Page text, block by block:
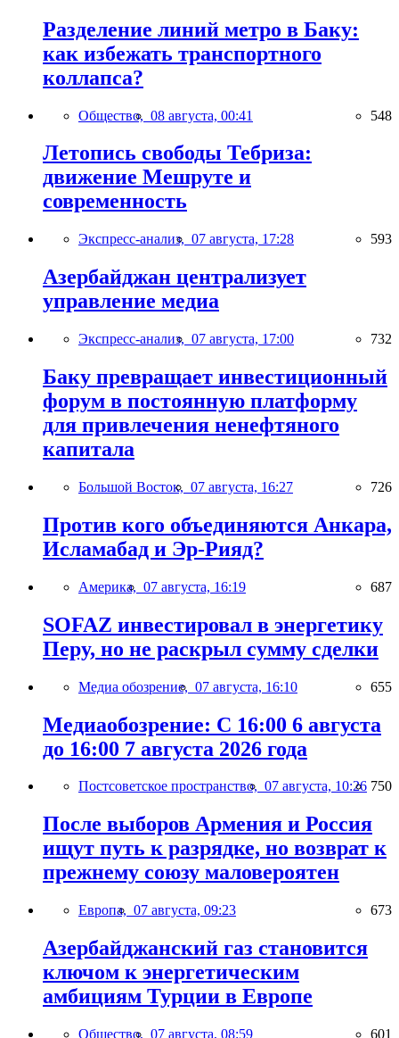
Разделение линий метро в Баку:
как избежать транспортного
коллапса?
Общество, 08 августа, 00:41 548
Летопись свободы Тебриза:
движение Мешруте и
современность
Экспресс-анализ, 07 августа, 17:28 593
Азербайджан централизует
управление медиа
Экспресс-анализ, 07 августа, 17:00 732
Баку превращает инвестиционный
форум в постоянную платформу
для привлечения ненефтяного
капитала
Большой Восток, 07 августа, 16:27 726
Против кого объединяются Анкара,
Исламабад и Эр-Рияд?
Америка, 07 августа, 16:19 687
SOFAZ инвестировал в энергетику
Перу, но не раскрыл сумму сделки
Медиа обозрение, 07 августа, 16:10 655
Медиаобозрение: С 16:00 6 августа
до 16:00 7 августа 2026 года
Постсоветское пространство, 07 августа, 10:26 750
После выборов Армения и Россия
ищут путь к разрядке, но возврат к
прежнему союзу маловероятен
Европа, 07 августа, 09:23 673
Азербайджанский газ становится
ключом к энергетическим
амбициям Турции в Европе
Общество, 07 августа, 08:59 601